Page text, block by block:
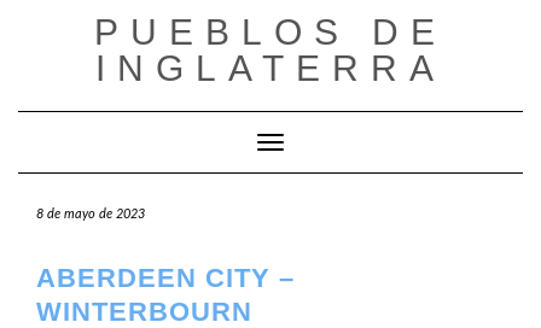
PUEBLOS DE
INGLATERRA
Cambiar modo de navegación
8 de mayo de 2023
ABERDEEN CITY –
WINTERBOURN